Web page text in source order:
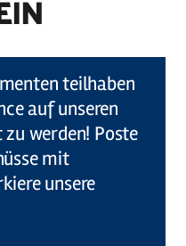
teilhaben
auf unseren
werden! Poste
mit
unsere